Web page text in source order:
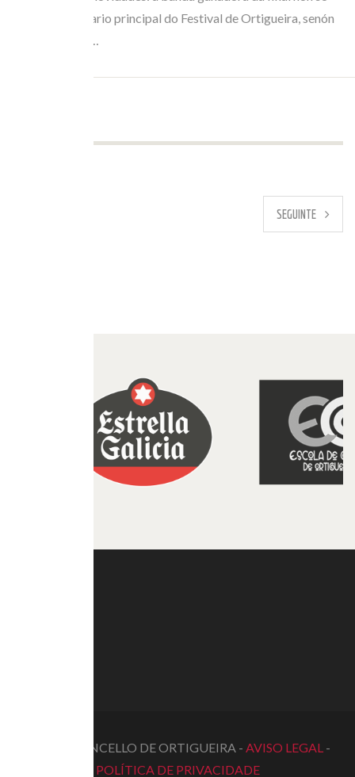
actuará no escenario principal do Festival de Ortigueira, senón
que tamén terá a…
SEGUINTE
© 2022 CONCELLO DE ORTIGUEIRA - AVISO LEGAL-
POLÍTICA DE PRIVACIDADE